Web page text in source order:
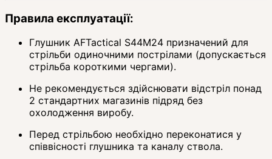
Правила експлуатації:
Глушник AFTactical S44M24 призначений для
стрільби одиночними пострілами (допускається
стрільба короткими чергами).
Не рекомендується здійснювати відстріл понад
2 стандартних магазинів підряд без
охолодження виробу.
Перед стрільбою необхідно переконатися у
співвісності глушника та каналу ствола.